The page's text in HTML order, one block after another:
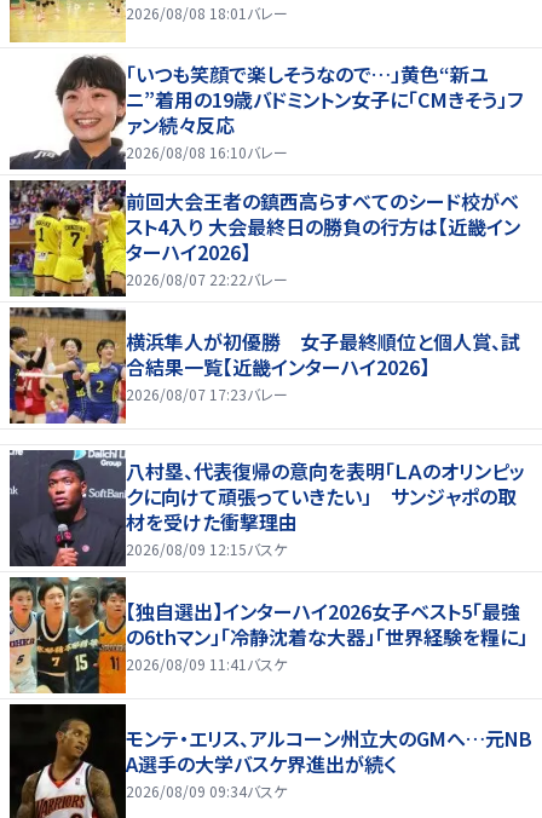
2026/08/08 18:01 バレー
「いつも笑顔で楽しそうなので…」黄色“新ユ
ニ”着用の19歳バドミントン女子に「CMきそう」フ
ァン続々反応
2026/08/08 16:10バレー
前回大会王者の鎮西高らすべてのシード校がベ
スト4入り 大会最終日の勝負の行方は【近畿イン
ターハイ2026】
2026/08/07 22:22バレー
横浜隼人が初優勝 女子最終順位と個人賞、試
合結果一覧【近畿インターハイ2026】
2026/08/07 17:23バレー
八村塁、代表復帰の意向を表明「ＬＡのオリンピッ
クに向けて頑張っていきたい」 サンジャポの取
材を受けた衝撃理由
2026/08/09 12:15バスケ
【独自選出】インターハイ2026女子ベスト5「最強
の6thマン」「冷静沈着な大器」「世界経験を糧に」
2026/08/09 11:41 バスケ
モンテ・エリス、アルコーン州立大のGMへ…元NB
A選手の大学バスケ界進出が続く
2026/08/09 09:34バスケ